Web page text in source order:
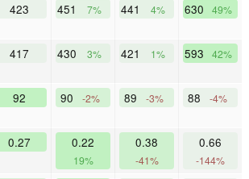
423 451 7% 441 4% 630 49%
417 430 3% 421 1% 593 42%
92 90 -2% 89 -3% 88 -4%
0.27 0.22
19%
0.38
-41%
0.66
-144%